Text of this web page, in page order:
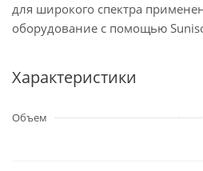
для широкого спектра
оборудование с помощью
Характеристики
Объем